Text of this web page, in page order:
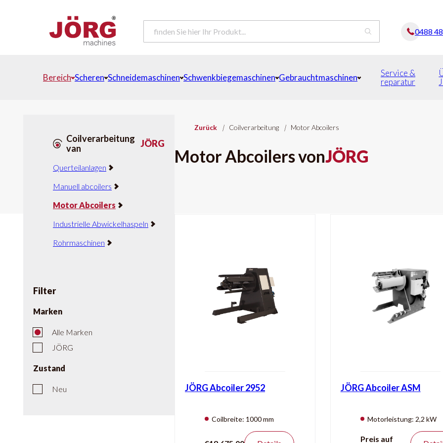
0488
Bereich Scheren Schneidemaschinen Schwenkbiegemaschinen Gebrauchtmaschinen
Service &
reparatur
Coilverarbeitung
van
JÖRG
Querteilanlagen
Manuell abcoilers
Motor Abcoilers
Industrielle Abwickelhaspeln
Rohrmaschinen
Filter
Marken
Alle Marken
JÖRG
Zustand
Neu
Zurück | Coilverarbeitung | Motor Abcoilers
Motor Abcoilers vonJÖRG
JÖRG Abcoiler 2952
Coilbreite: 1000 mm
Kapazität (kg):2000 kg
JÖRG Abcoiler ASM
Motorleistung: 2,2 kW
600 zu 1500
Preis auf